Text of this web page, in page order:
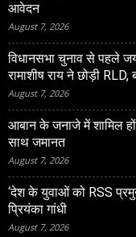
आवेदन
August 7, 2026
विधानसभा चुनाव से पहले
रामाशीष राय ने छोड़ी RLD,
August 7, 2026
आबान के जनाजे में शामिल
साथ जमानत
August 7, 2026
‘देश के युवाओं को RSS
प्रियंका गांधी
August 7, 2026